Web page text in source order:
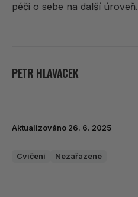
péči o sebe na další úroveň.
PETR HLAVACEK
Aktualizováno 26. 6. 2025
Cvičení Nezařazené